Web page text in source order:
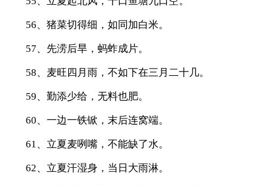
56、猪菜切得细，如同加白米。
57、先涝后旱，蚂蚱成片。
58、麦旺四月雨，不如下在三月二十几。
59、勤添少给，无料也肥。
60、一边一铁锨，末后连窝端。
61、立夏麦咧嘴，不能缺了水。
62、立夏汗湿身，当日大雨淋。